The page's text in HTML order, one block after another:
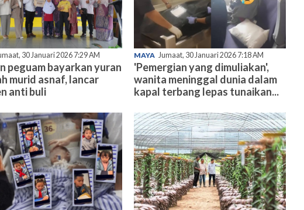
30 Januari 2026 7:29 AM
peguam bayarkan yuran
murid asnaf, lancar
anti buli
MAYA Jumaat, 30 Januari 2026 7:18 AM
'Pemergian yang dimuliakan',
wanita meninggal dunia dalam
kapal terbang lepas tunaikan...